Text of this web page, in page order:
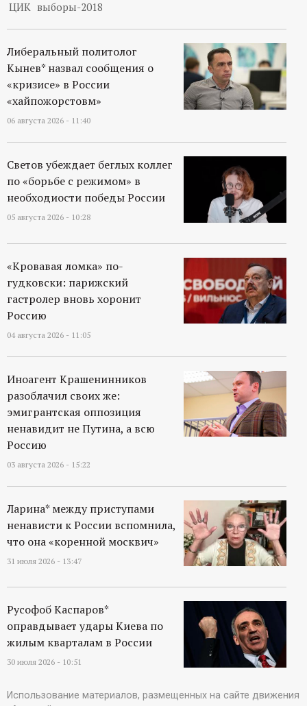
ЦИК выборы-2018
Либеральный политолог
Кынев* назвал сообщения о
«кризисе» в России
«хайпожорстовм»
06 августа 2026 - 11:40
Светов убеждает беглых коллег
по «борьбе с режимом» в
необходиости победы России
05 августа 2026 - 10:28
«Кровавая ломка» по-
гудковски: парижский
гастролер вновь хоронит
Россию
04 августа 2026 - 11:05
Иноагент Крашенинников
разоблачил своих же:
эмигрантская оппозиция
ненавидит не Путина, а всю
Россию
03 августа 2026 - 15:22
Ларина* между приступами
ненависти к России вспомнила,
что она «коренной москвич»
31 июля 2026 - 13:47
Русофоб Каспаров*
оправдывает удары Киева по
жилым кварталам в России
30 июля 2026 - 10:51
Использование материалов, размещенных на сайте движения